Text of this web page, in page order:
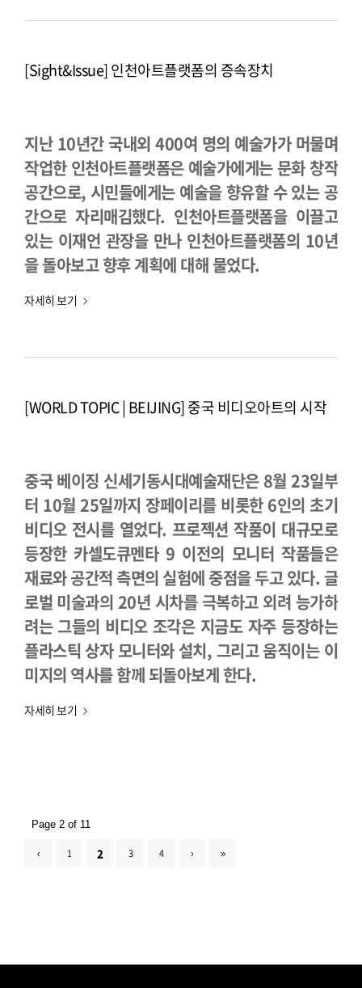
[Sight&Issue] 인천아트플랫폼의 증속장치
지난 10년간 국내외 400여 명의 예술가가 머물며
작업한 인천아트플랫폼은 예술가에게는 문화 창작
공간으로, 시민들에게는 예술을 향유할 수 있는 공
간으로 자리매김했다. 인천아트플랫폼을 이끌고
있는 이재언 관장을 만나 인천아트플랫폼의 10년
을 돌아보고 향후 계획에 대해 물었다.
자세히 보기
[WORLD TOPIC | BEIJING] 중국 비디오아트의 시작
중국 베이징 신세기동시대예술재단은 8월 23일부
터 10월 25일까지 장페이리를 비롯한 6인의 초기
비디오 전시를 열었다. 프로젝션 작품이 대규모로
등장한 카셀도큐멘타 9 이전의 모니터 작품들은
재료와 공간적 측면의 실험에 중점을 두고 있다. 글
로벌 미술과의 20년 시차를 극복하고 외려 능가하
려는 그들의 비디오 조각은 지금도 자주 등장하는
플라스틱 상자 모니터와 설치, 그리고 움직이는 이
미지의 역사를 함께 되돌아보게 한다.
자세히 보기
Page 2 of 11
‹ 1 2 3 4 › »